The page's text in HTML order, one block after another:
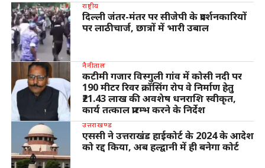
राष्ट्रीय
दिल्ली जंतर-मंतर पर सीजेपी के प्रदर्शनकारियों
पर लाठीचार्ज, छात्रों में भारी उबाल
नैनीताल
कटीमी गजार विस्गुली गांव में कोसी नदी पर
190 मीटर रिवर क्रॉसिंग रोप वे निर्माण हेतु
₹21.43 लाख की अवशेष धनराशि स्वीकृत,
कार्य तत्काल प्रारम्भ करने के निर्देश
उत्तराखण्ड
एससी ने उत्तराखंड हाईकोर्ट के 2024 के आदेश
को रद्द किया, अब हल्द्वानी में ही बनेगा कोर्ट